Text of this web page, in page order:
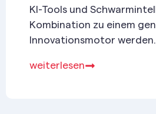
KI-Tools und
Kombination zu einem
Innovationsmotor
Technologien und deren
weiterlesen